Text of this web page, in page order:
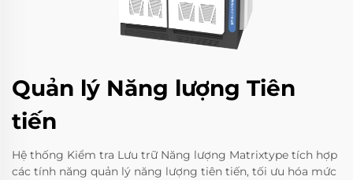
Quản lý Năng lượng Tiên
tiến
Hệ thống Kiểm tra Lưu trữ Năng lượng Matrixtype tích hợp
các tính năng quản lý năng lượng tiên tiến, tối ưu hóa mức